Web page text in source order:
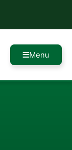
Menu